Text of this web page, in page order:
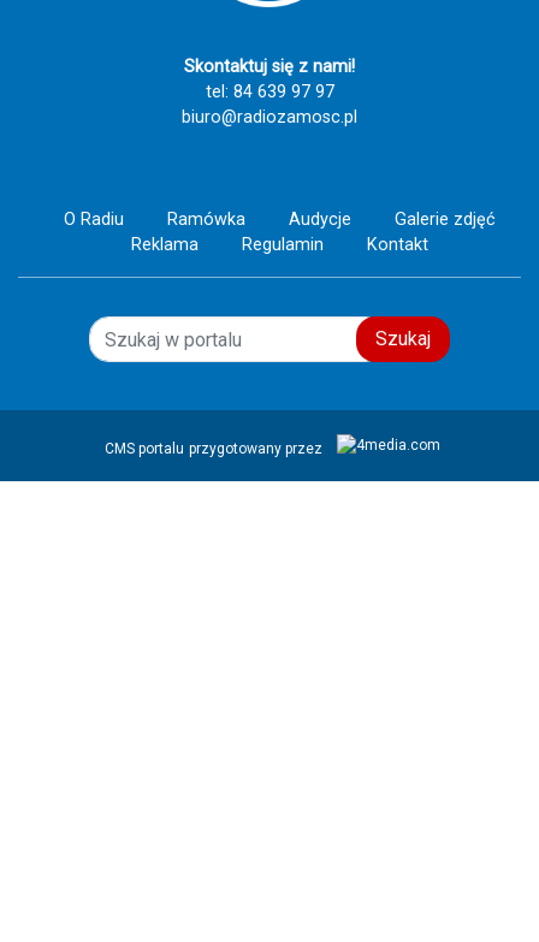
Skontaktuj się z nami!
tel: 84 639 97 97
biuro@radiozamosc.pl
O Radiu Ramówka Audycje
Galerie zdjęć
Reklama
Regulamin Kontakt
Szukaj
CMS portalu przygotowany przez